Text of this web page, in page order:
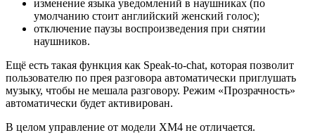
изменение языка уведомлений в наушниках (по
умолчанию стоит английский женский голос);
отключение паузы воспроизведения при снятии
наушников.
Ещё есть такая функция как Speak-to-chat, которая позволит
пользователю по прея разговора автоматически приглушать
музыку, чтобы не мешала разговору. Режим «Прозрачность»
автоматически будет активирован.
В целом управление от модели XM4 не отличается.